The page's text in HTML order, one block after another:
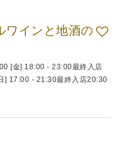
ワインと地酒の
[金] 18:00 - 23:00最終入店
] 17:00 - 21:30最終入店20:30